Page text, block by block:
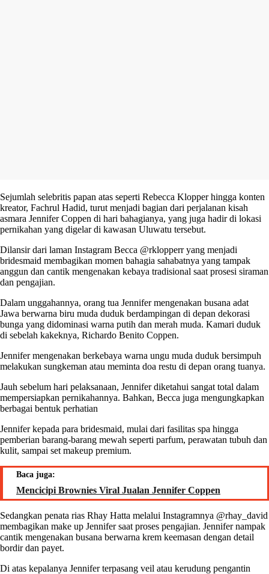
Sejumlah selebritis papan atas seperti Rebecca Klopper hingga konten
kreator, Fachrul Hadid, turut menjadi bagian dari perjalanan kisah
asmara Jennifer Coppen di hari bahagianya, yang juga hadir di lokasi
pernikahan yang digelar di kawasan Uluwatu tersebut.
Dilansir dari laman Instagram Becca @rklopperr yang menjadi
bridesmaid membagikan momen bahagia sahabatnya yang tampak
anggun dan cantik mengenakan kebaya tradisional saat prosesi siraman
dan pengajian.
Dalam unggahannya, orang tua Jennifer mengenakan busana adat
Jawa berwarna biru muda duduk berdampingan di depan dekorasi
bunga yang didominasi warna putih dan merah muda. Kamari duduk
di sebelah kakeknya, Richardo Benito Coppen.
Jennifer mengenakan berkebaya warna ungu muda duduk bersimpuh
melakukan sungkeman atau meminta doa restu di depan orang tuanya.
Jauh sebelum hari pelaksanaan, Jennifer diketahui sangat total dalam
mempersiapkan pernikahannya. Bahkan, Becca juga mengungkapkan
berbagai bentuk perhatian
Jennifer kepada para bridesmaid, mulai dari fasilitas spa hingga
pemberian barang-barang mewah seperti parfum, perawatan tubuh dan
kulit, sampai set makeup premium.
Baca juga:
Mencicipi Brownies Viral Jualan Jennifer Coppen
Sedangkan penata rias Rhay Hatta melalui Instagramnya @rhay_david
membagikan make up Jennifer saat proses pengajian. Jennifer nampak
cantik mengenakan busana berwarna krem keemasan dengan detail
bordir dan payet.
Di atas kepalanya Jennifer terpasang veil atau kerudung pengantin